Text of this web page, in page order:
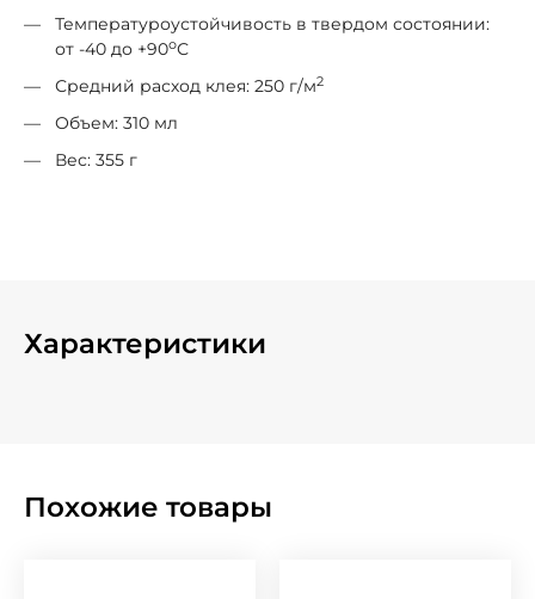
Температуроустойчивость в твердом состоянии:
от -40 до +90оС
Средний расход клея: 250 г/м2
Объем: 310 мл
Вес: 355 г
Характеристики
Похожие товары